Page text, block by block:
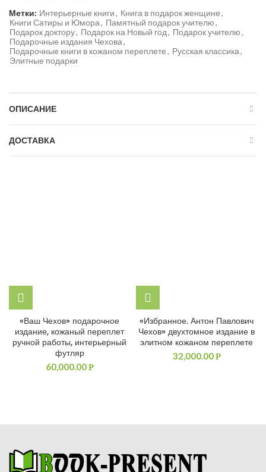
Метки: Интерьерные книги, Книга в подарок женщине,
Книги Сатиры и Юмора, Памятный подарок учителю,
Подарок доктору, Подарок на Новый год, Подарок учителю,
Подарочные издания Чехова,
Подарочные книги в кожаном переплете, Русская классика,
Элитные подарки
ОПИСАНИЕ
ДОСТАВКА
«Ваш Чехов» подарочное
издание, кожаный переплет
ручной работы, интерьерный
футляр
60,000.00Р
«Избранное. Антон Павлович
Чехов» двухтомное издание в
элитном кожаном переплете
32,000.00Р